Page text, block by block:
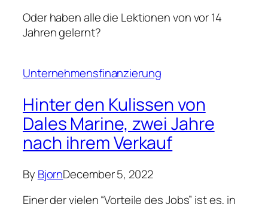
Oder haben alle die Lektionen von vor 14
Jahren gelernt?
Unternehmensfinanzierung
Hinter den Kulissen von
Dales Marine, zwei Jahre
nach ihrem Verkauf
By BjornDecember 5, 2022
Einer der vielen “Vorteile des Jobs” ist es, in